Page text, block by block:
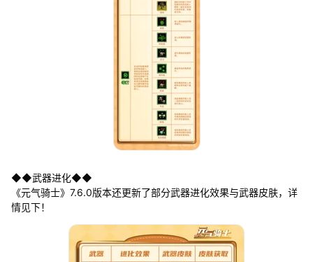
◆◆武器进化◆◆
《元气骑士》7.6.0版本还更新了部分武器进化效果与武器皮肤，详
情见下！